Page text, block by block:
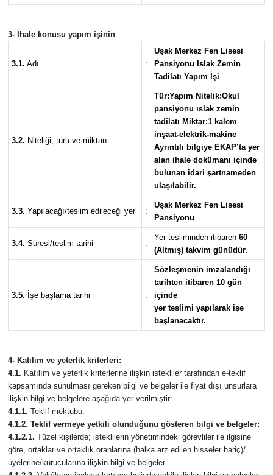
3- İhale konusu yapım işinin
3.1. Adı :
Uşak Merkez Fen Lisesi
Pansiyonu Islak Zemin
Tadilatı Yapım İşi
3.2. Niteliği, türü ve miktarı :
Tür:Yapım Nitelik:Okul
pansiyonu ıslak zemin
tadilatı Miktar:1 kalem
inşaat-elektrik-makine
Ayrıntılı bilgiye EKAP’ta yer
alan ihale dokümanı içinde
bulunan idari şartnameden
ulaşılabilir.
3.3. Yapılacağı/teslim edileceği yer :
Uşak Merkez Fen Lisesi
Pansiyonu
3.4. Süresi/teslim tarihi :
Yer tesliminden itibaren 60
(Altmış) takvim günüdür.
3.5. İşe başlama tarihi :
Sözleşmenin imzalandığı
tarihten itibaren 10 gün
içinde
yer teslimi yapılarak işe
başlanacaktır.
4- Katılım ve yeterlik kriterleri:
4.1. Katılım ve yeterlik kriterlerine ilişkin istekliler tarafından e-teklif
kapsamında sunulması gereken bilgi ve belgeler ile fiyat dışı unsurlara
ilişkin bilgi ve belgelere aşağıda yer verilmiştir:
4.1.1. Teklif mektubu.
4.1.2. Teklif vermeye yetkili olunduğunu gösteren bilgi ve belgeler:
4.1.2.1. Tüzel kişilerde; isteklilerin yönetimindeki görevliler ile ilgisine
göre, ortaklar ve ortaklık oranlarına (halka arz edilen hisseler hariç)/
üyelerine/kurucularına ilişkin bilgi ve belgeler.